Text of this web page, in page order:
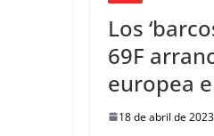
Los
69F
europea
18 de abril de 2023